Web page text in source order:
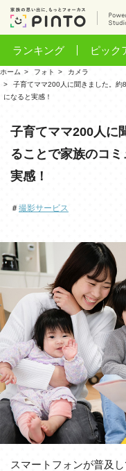
ランキング ピック
ホーム フォト
カメラ
子育てママ200人に聞きました。約
になると実感！
子育てママ200人に
ることで家族のコ
実感！
＃撮影サービス
スマートフォンが普及